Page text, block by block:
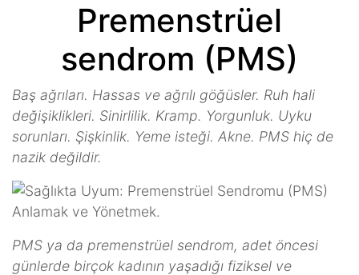
Premenstrüel
sendrom (PMS)
Baş ağrıları. Hassas ve ağrılı göğüsler. Ruh hali
değişiklikleri. Sinirlilik. Kramp. Yorgunluk. Uyku
sorunları. Şişkinlik. Yeme isteği. Akne. PMS hiç de
nazik değildir.
PMS ya da premenstrüel sendrom, adet öncesi
günlerde birçok kadının yaşadığı fiziksel ve